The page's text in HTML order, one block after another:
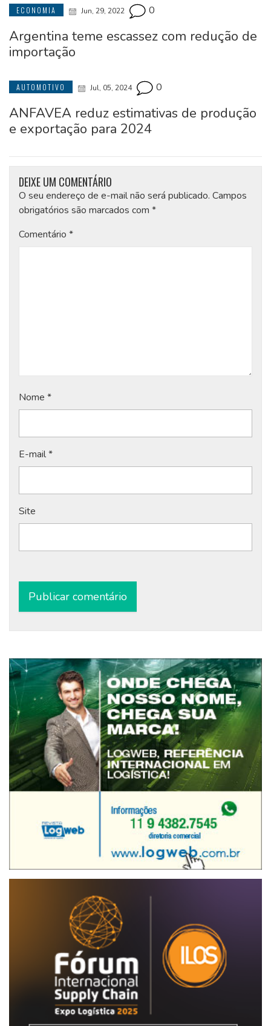
ECONOMIA Jun, 29, 2022 0
Argentina teme escassez com redução de
importação
AUTOMOTIVO Jul, 05, 2024 0
ANFAVEA reduz estimativas de produção
e exportação para 2024
DEIXE UM COMENTÁRIO
O seu endereço de e-mail não será publicado. Campos
obrigatórios são marcados com *
Comentário *
Nome *
E-mail*
Site
Alternative: